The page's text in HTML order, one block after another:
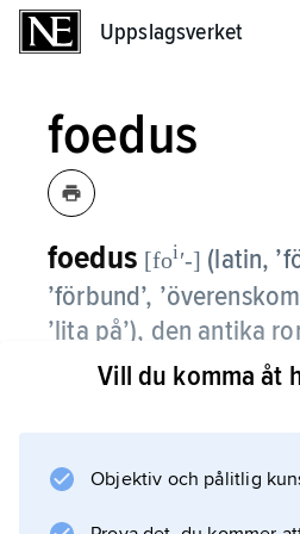
Uppslagsverket
foedus
foedus [foiʹ-] (latin,
’förbund’,
’lita på’), den antika
för ett under religiösa
foedus
kunde vara
Vill du komma åt
Objektiv och pålitlig